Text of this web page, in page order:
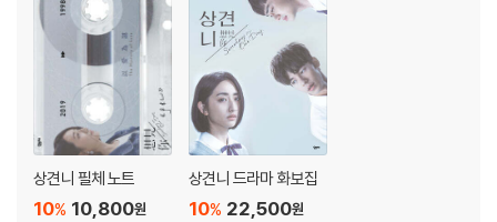
상견니 필체 노트
10,800원
10%
상견니 드라마 화보집
22,500원
10%